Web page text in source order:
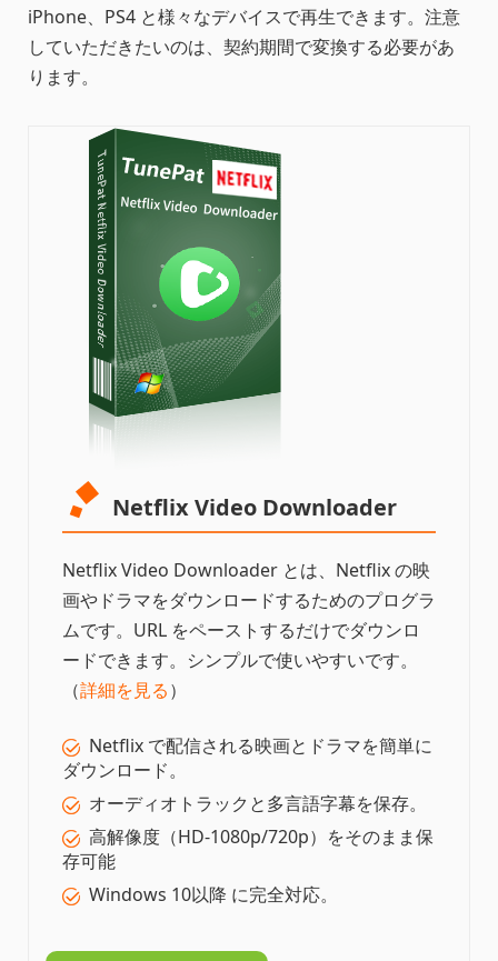
iPhone、PS4 と様々なデバイスで再生できます。注意
していただきたいのは、契約期間で変換する必要があ
ります。
Netflix Video Downloader
Netflix Video Downloader とは、Netflix の映
画やドラマをダウンロードするためのプログラ
ムです。URL をペーストするだけでダウンロ
ードできます。シンプルで使いやすいです。
（詳細を見る）
Netflix で配信される映画とドラマを簡単に
ダウンロード。
オーディオトラックと多言語字幕を保存。
高解像度（HD-1080p/720p）をそのまま保
存可能
Windows 10以降 に完全対応。